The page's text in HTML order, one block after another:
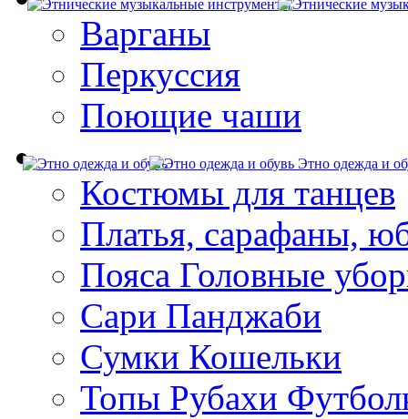
Варганы
Перкуссия
Поющие чаши
Этно одежда и
Костюмы для танцев
Платья, сарафаны,
Пояса Головные
Сари Панджаби
Сумки Кошельки
Топы Рубахи